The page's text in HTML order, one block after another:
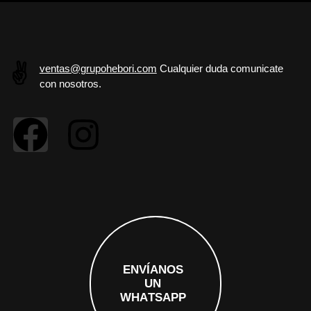
ENVÍANOS
UN
WHATSAPP
ventas@grupohebori.com Cualquier duda comunicate
con nosotros.